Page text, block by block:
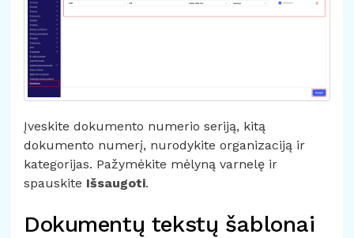
Įveskite dokumento numerio seriją, kitą
dokumento numerį, nurodykite organizaciją ir
kategorijas. Pažymėkite mėlyną varnelę ir
spauskite Išsaugoti.
Dokumentų tekstų šablonai